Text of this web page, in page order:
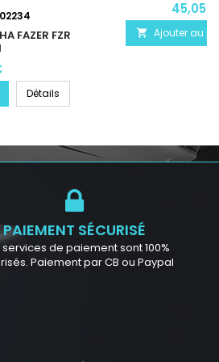
FAZER FZR
Détails
45,05 €
 Ajouter au
PAIEMENT SÉCURISÉ
services de paiement sont 100%
Paiement par CB ou Paypal